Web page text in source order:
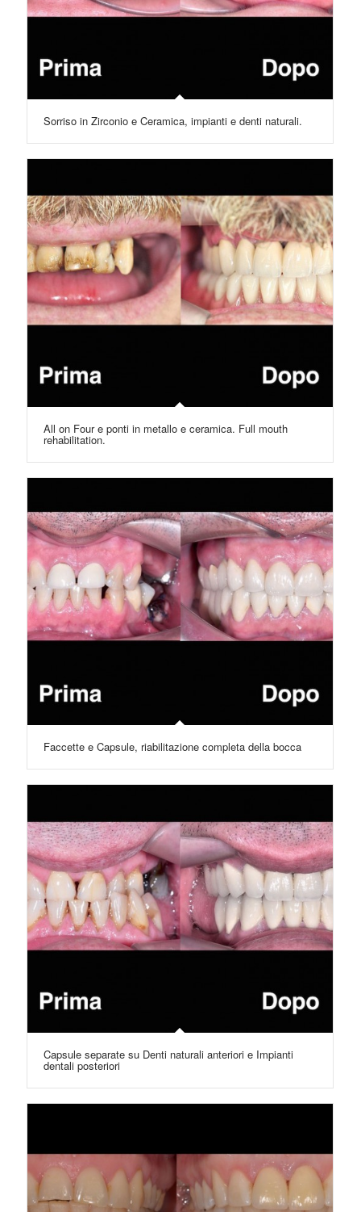
Sorriso in Zirconio e Ceramica, impianti e denti naturali.
All on Four e ponti in metallo e ceramica. Full mouth
rehabilitation.
Faccette e Capsule, riabilitazione completa della bocca
Capsule separate su Denti naturali anteriori e Impianti
dentali posteriori